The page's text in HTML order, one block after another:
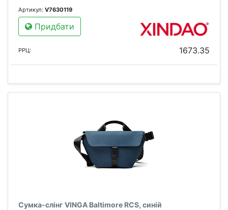
Артикул: V7630119
Придбати
РРЦ: 1673.35
Сумка-слінг VINGA Baltimore RCS, синій